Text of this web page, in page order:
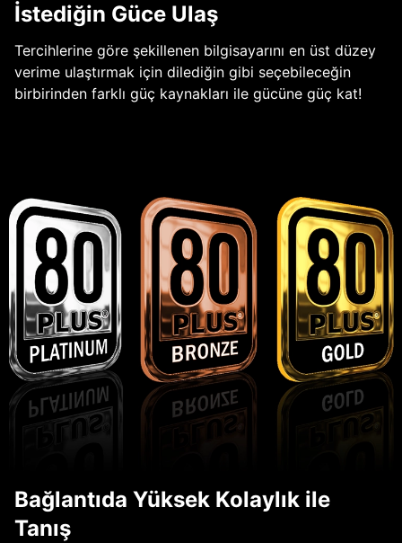
İstediğin Güce Ulaş
Tercihlerine göre şekillenen bilgisayarını en üst düzey
verime ulaştırmak için dilediğin gibi seçebileceğin
birbirinden farklı güç kaynakları ile gücüne güç kat!
Bağlantıda Yüksek Kolaylık ile
Tanış